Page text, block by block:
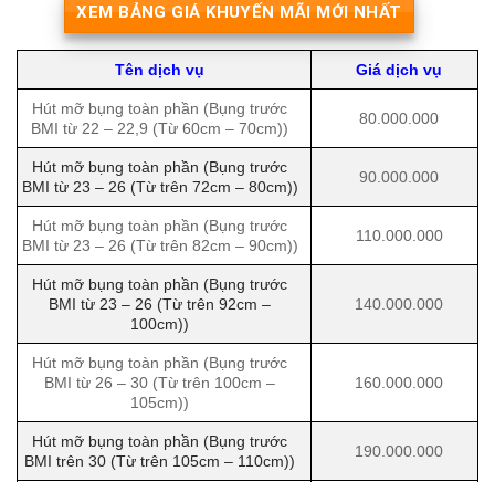
XEM BẢNG GIÁ KHUYẾN MÃI MỚI NHẤT
Tên dịch vụ Giá dịch vụ
Hút mỡ bụng toàn phần (Bụng trước
BMI từ 22 – 22,9 (Từ 60cm – 70cm))
80.000.000
Hút mỡ bụng toàn phần (Bụng trước
BMI từ 23 – 26 (Từ trên 72cm – 80cm))
90.000.000
Hút mỡ bụng toàn phần (Bụng trước
BMI từ 23 – 26 (Từ trên 82cm – 90cm))
110.000.000
Hút mỡ bụng toàn phần (Bụng trước
BMI từ 23 – 26 (Từ trên 92cm –
100cm))
140.000.000
Hút mỡ bụng toàn phần (Bụng trước
BMI từ 26 – 30 (Từ trên 100cm –
105cm))
160.000.000
Hút mỡ bụng toàn phần (Bụng trước
BMI trên 30 (Từ trên 105cm – 110cm))
190.000.000